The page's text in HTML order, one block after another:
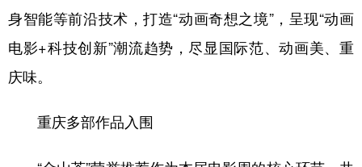
身智能等前沿技术，打造“动画奇想之境”，呈现“动画
电影+科技创新”潮流趋势，尽显国际范、动画美、重
庆味。
重庆多部作品入围